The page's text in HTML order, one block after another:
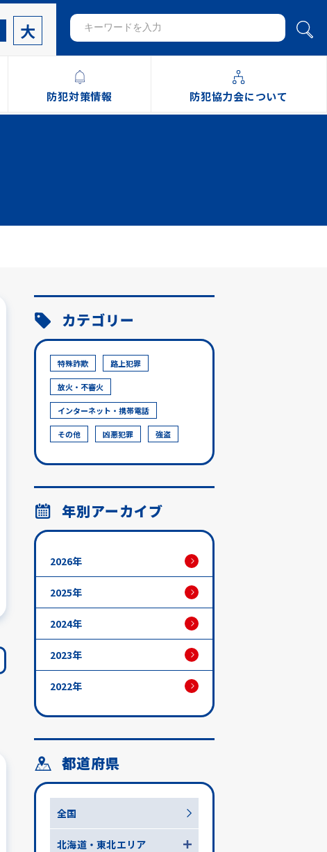
大
防犯対策情報 防犯協力会について
カテゴリー
特殊詐欺 路上犯罪
放火・不審火
インターネット・携帯電話
その他 凶悪犯罪 強盗
年別アーカイブ
2026年
2025年
2024年
2023年
2022年
都道府県
全国
北海道・東北エリア